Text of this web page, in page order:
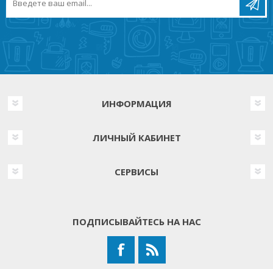
ИНФОРМАЦИЯ
ЛИЧНЫЙ КАБИНЕТ
СЕРВИСЫ
ПОДПИСЫВАЙТЕСЬ НА НАС